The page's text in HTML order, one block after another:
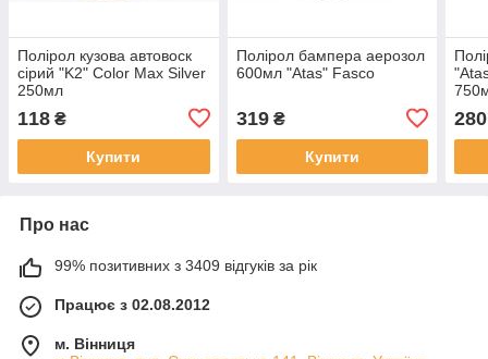
Полірол кузова автовоск
сірий "K2" Color Max Silver
250мл
118 ₴
Купити
Полірол бампера аерозол
600мл "Atas" Fasco
319₴
Купити
280
Про нас
99% позитивних з 3409 відгуків за рік
Працює з 02.08.2012
м. Вінниця